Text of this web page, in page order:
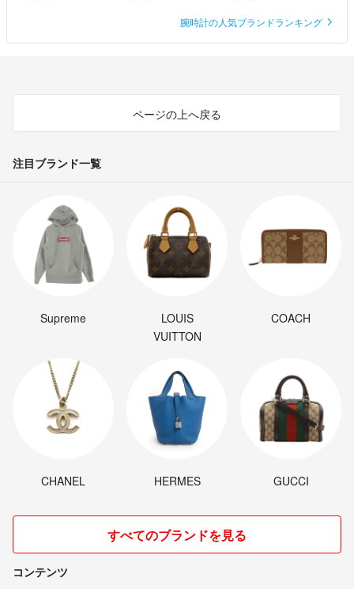
腕時計の人気ブランドランキング
ページの上へ戻る
注目ブランド一覧
Supreme
LOUIS
VUITTON
COACH
CHANEL HERMES GUCCI
すべてのブランドを見る
コンテンツ